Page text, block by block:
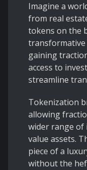
Imagine a
from real
tokens on the
transformative
gaining
access to
streamline
Tokenization
allowing
wider range of
value assets.
piece of a
without the